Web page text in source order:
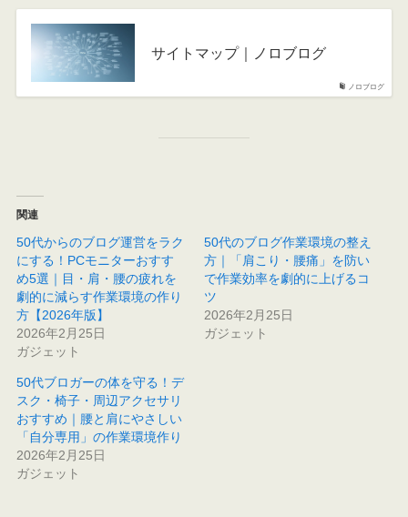
ノロブログ
サイトマップ｜ノロブログ
関連
50代からのブログ運営をラク
にする！PCモニターおすす
め5選｜目・肩・腰の疲れを
劇的に減らす作業環境の作り
方【2026年版】
2026年2月25日
ガジェット
50代のブログ作業環境の整え
方｜「肩こり・腰痛」を防い
で作業効率を劇的に上げるコ
ツ
2026年2月25日
ガジェット
50代ブロガーの体を守る！デ
スク・椅子・周辺アクセサリ
おすすめ｜腰と肩にやさしい
「自分専用」の作業環境作り
2026年2月25日
ガジェット